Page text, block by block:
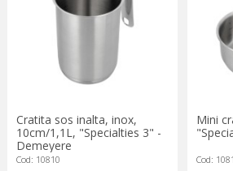
Cratita sos inalta, inox,
10cm/1,1L, "Specialties 3" -
Demeyere
Cod: 10810
Mini
Cod: